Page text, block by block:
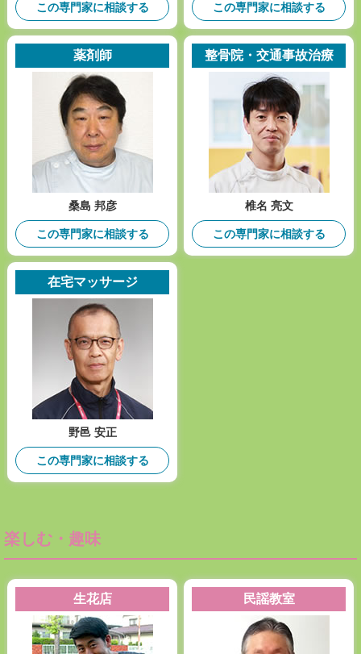
この専門家に相談する この専門家に相談する
薬剤師
桑島 邦彦
この専門家に相談する
整骨院・交通事故治療
椎名 亮文
この専門家に相談する
在宅マッサージ
野邑 安正
この専門家に相談する
楽しむ・趣味
生花店 民謡教室